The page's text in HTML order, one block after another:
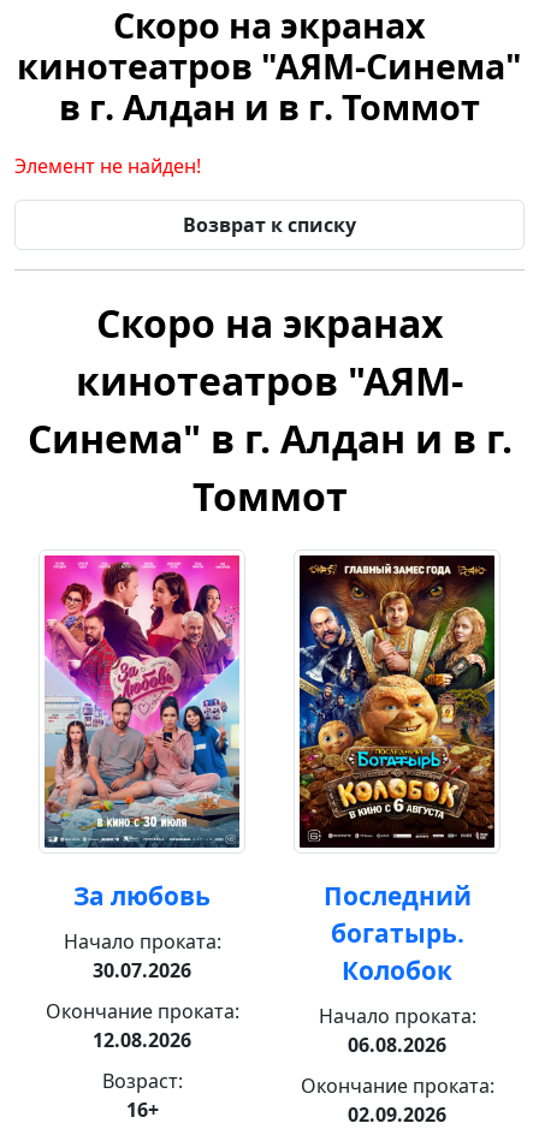
Скоро на экранах
кинотеатров "АЯМ-Синема"
в г. Алдан и в г. Томмот
Элемент не найден!
Возврат к списку
Скоро на экранах
кинотеатров "АЯМ-
Синема" в г. Алдан и в г.
Томмот
За любовь
Начало проката:
30.07.2026
Окончание проката:
12.08.2026
Возраст:
16+
Последний
богатырь.
Колобок
Начало проката:
06.08.2026
Окончание проката:
02.09.2026